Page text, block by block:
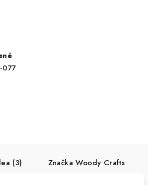
077
(3) Značka Woody Crafts